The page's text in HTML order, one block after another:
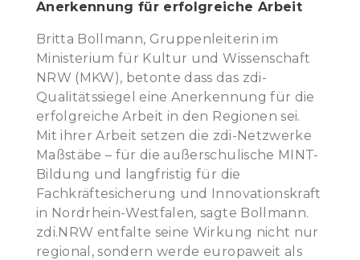
Anerkennung für erfolgreiche Arbeit
Britta Bollmann, Gruppenleiterin im
Ministerium für Kultur und Wissenschaft
NRW (MKW), betonte dass das zdi-
Qualitätssiegel eine Anerkennung für die
erfolgreiche Arbeit in den Regionen sei.
Mit ihrer Arbeit setzen die zdi-Netzwerke
Maßstäbe – für die außerschulische MINT-
Bildung und langfristig für die
Fachkräftesicherung und Innovationskraft
in Nordrhein-Westfalen, sagte Bollmann.
zdi.NRW entfalte seine Wirkung nicht nur
regional, sondern werde europaweit als